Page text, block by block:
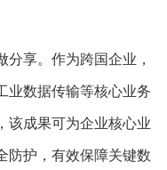
享。作为跨国企业，
业数据传输等核心业务
该成果可为企业核心业
防护，有效保障关键数